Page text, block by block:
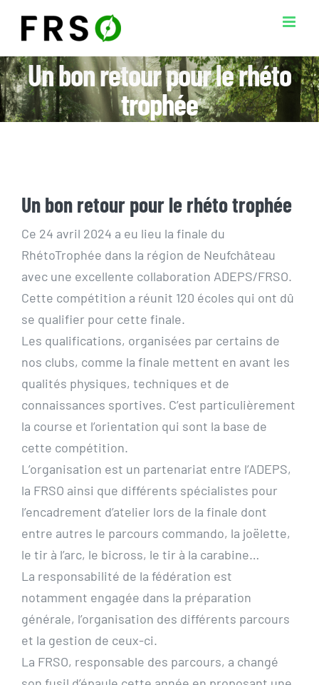
contenu
Un bon retour pour le rhéto
trophée
Un bon retour pour le rhéto trophée
Ce 24 avril 2024 a eu lieu la finale du
RhétoTrophée dans la région de Neufchâteau
avec une excellente collaboration ADEPS/FRSO.
Cette compétition a réunit 120 écoles qui ont dû
se qualifier pour cette finale.
Les qualifications, organisées par certains de
nos clubs, comme la finale mettent en avant les
qualités physiques, techniques et de
connaissances sportives. C’est particulièrement
la course et l’orientation qui sont la base de
cette compétition.
L’organisation est un partenariat entre l’ADEPS,
la FRSO ainsi que différents spécialistes pour
l’encadrement d’atelier lors de la finale dont
entre autres le parcours commando, la joëlette,
le tir à l’arc, le bicross, le tir à la carabine…
La responsabilité de la fédération est
notamment engagée dans la préparation
générale, l’organisation des différents parcours
et la gestion de ceux-ci.
La FRSO, responsable des parcours, a changé